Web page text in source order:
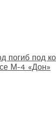
погиб под
М-4 «Дон»